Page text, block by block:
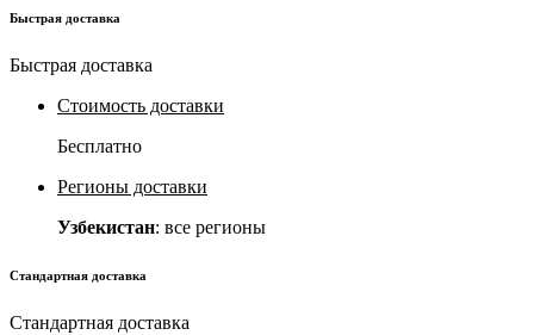
Быстрая доставка
Быстрая доставка
Стоимость доставки
Бесплатно
Регионы доставки
Узбекистан: все регионы
Стандартная доставка
Стандартная доставка